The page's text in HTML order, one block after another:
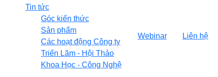
Tin tức
Góc kiến thức
Sản phẩm
Các hoạt động Công ty
Triển Lãm - Hội Thảo
Khoa Học - Công Nghệ
Webinar Liên hệ